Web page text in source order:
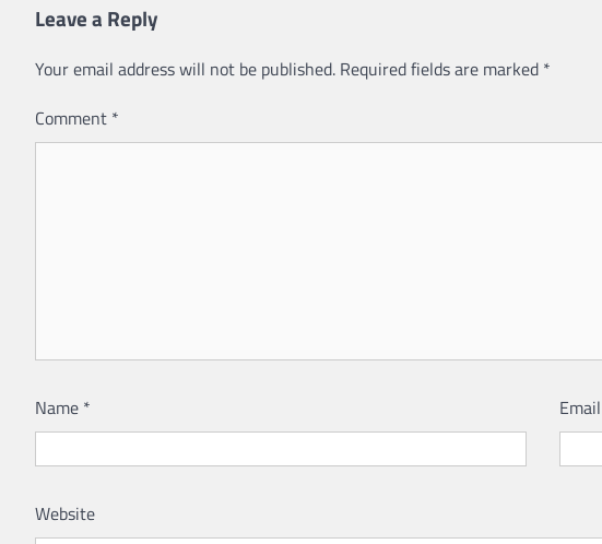
Leave a Reply
Your email address will not be published. Required fields are marked *
Comment *
Name * Email
Website